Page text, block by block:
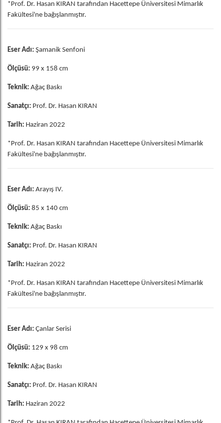
*Prof. Dr. Hasan KIRAN tarafından Hacettepe Üniversitesi Mimarlık
Fakültesi'ne bağışlanmıştır.
Eser Adı: Şamanik Senfoni
Ölçüsü: 99 x 158 cm
Teknik: Ağaç Baskı
Sanatçı: Prof. Dr. Hasan KIRAN
Tarih: Haziran 2022
*Prof. Dr. Hasan KIRAN tarafından Hacettepe Üniversitesi Mimarlık
Fakültesi'ne bağışlanmıştır.
Eser Adı: Arayış IV.
Ölçüsü: 85 x 140 cm
Teknik: Ağaç Baskı
Sanatçı: Prof. Dr. Hasan KIRAN
Tarih: Haziran 2022
*Prof. Dr. Hasan KIRAN tarafından Hacettepe Üniversitesi Mimarlık
Fakültesi'ne bağışlanmıştır.
Eser Adı: Çanlar Serisi
Ölçüsü: 129 x 98 cm
Teknik: Ağaç Baskı
Sanatçı: Prof. Dr. Hasan KIRAN
Tarih: Haziran 2022